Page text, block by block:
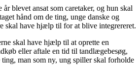
blevet ansat som caretaker, og hun skal
hånd om de ting, unge danske og
skal have hjælp til for at blive integrereret.
skal have hjælp til at oprette en
eller aftale en tid til tandlægebesøg,
ting, man som ny, ung spiller skal forholde